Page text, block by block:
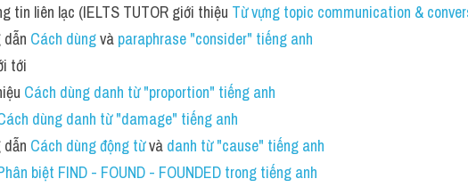
tin liên lạc (IELTS TUTOR giới thiệu Từ vựng topic communication &
dẫn Cách dùng và paraphrase "consider" tiếng anh
tới
Cách dùng danh từ "proportion" tiếng anh
dùng danh từ "damage" tiếng anh
dẫn Cách dùng động từ và danh từ "cause" tiếng anh
biệt FIND - FOUND - FOUNDED trong tiếng anh